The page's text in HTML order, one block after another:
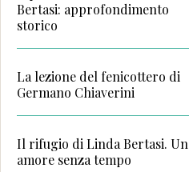
Bertasi: approfondimento
storico
La lezione del fenicottero di
Germano Chiaverini
Il rifugio di Linda Bertasi. Un
amore senza tempo